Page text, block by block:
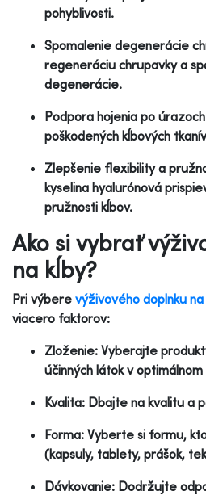
pohyblivosti.
Spomalenie degenerácie
regeneráciu chrupavky a
degenerácie.
Podpora hojenia po
poškodených kĺbových
Zlepšenie flexibility a
kyselina hyalurónová
pružnosti kĺbov.
Ako si vybrať
na kĺby?
Pri výbere výživového doplnku na
viacero faktorov:
Zloženie: Vyberajte
účinných látok v
Kvalita: Dbajte na kvalitu a
Forma: Vyberte si formu,
(kapsuly, tablety, prášok,
Dávkovanie: Dodržujte